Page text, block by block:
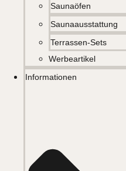
Saunaöfen
Saunaausstattung
Terrassen-Sets
Werbeartikel
Informationen